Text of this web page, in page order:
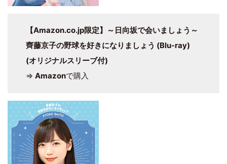
【Amazon.co.jp限定】～日向坂で会いましょう～
齊藤京子の野球を好きになりましょう (Blu-ray)
(オリジナルスリーブ付)
⇒ Amazonで購入